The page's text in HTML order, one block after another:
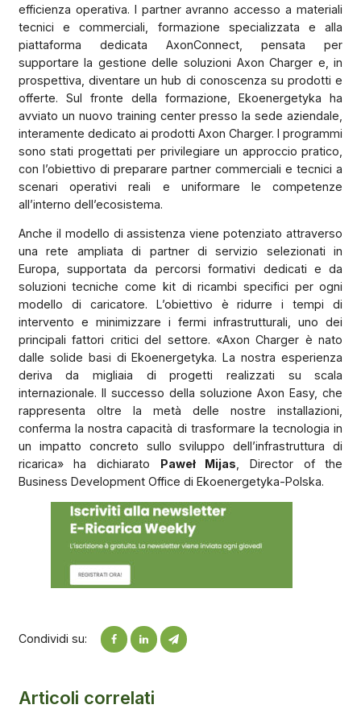
efficienza operativa. I partner avranno accesso a materiali
tecnici e commerciali, formazione specializzata e alla
piattaforma dedicata AxonConnect, pensata per
supportare la gestione delle soluzioni Axon Charger e, in
prospettiva, diventare un hub di conoscenza su prodotti e
offerte. Sul fronte della formazione, Ekoenergetyka ha
avviato un nuovo training center presso la sede aziendale,
interamente dedicato ai prodotti Axon Charger. I programmi
sono stati progettati per privilegiare un approccio pratico,
con l’obiettivo di preparare partner commerciali e tecnici a
scenari operativi reali e uniformare le competenze
all’interno dell’ecosistema.
Anche il modello di assistenza viene potenziato attraverso
una rete ampliata di partner di servizio selezionati in
Europa, supportata da percorsi formativi dedicati e da
soluzioni tecniche come kit di ricambi specifici per ogni
modello di caricatore. L’obiettivo è ridurre i tempi di
intervento e minimizzare i fermi infrastrutturali, uno dei
principali fattori critici del settore. «Axon Charger è nato
dalle solide basi di Ekoenergetyka. La nostra esperienza
deriva da migliaia di progetti realizzati su scala
internazionale. Il successo della soluzione Axon Easy, che
rappresenta oltre la metà delle nostre installazioni,
conferma la nostra capacità di trasformare la tecnologia in
un impatto concreto sullo sviluppo dell’infrastruttura di
ricarica» ha dichiarato Paweł Mijas , Director of the
Business Development Office di Ekoenergetyka-Polska.
Condividi su:
Articoli correlati